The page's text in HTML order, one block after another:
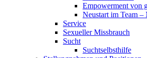
Empowerment von
Neustart im Team –
Service
Sexueller Missbrauch
Sucht
Suchtselbsthilfe